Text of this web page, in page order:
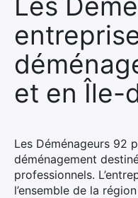
et en Île-
Les Déménageurs 92
déménagement
professionnels.
l’ensemble de la